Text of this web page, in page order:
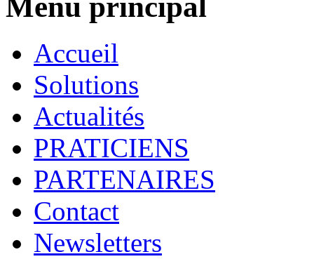
Accueil
Solutions
Actualités
PRATICIENS
PARTENAIRES
Contact
Newsletters